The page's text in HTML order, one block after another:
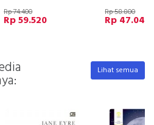
Rp 74.400
Rp 59.520
Rp 58.800
Rp 47.040
Lihat semua